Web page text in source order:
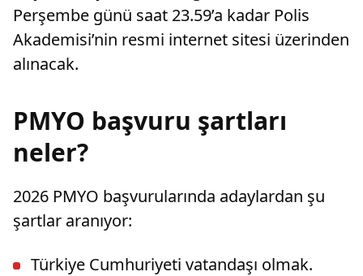
Perşembe günü saat 23.59’a kadar Polis
Akademisi’nin resmi internet sitesi üzerinden
alınacak.
PMYO başvuru şartları
neler?
2026 PMYO başvurularında adaylardan şu
şartlar aranıyor:
Türkiye Cumhuriyeti vatandaşı olmak.